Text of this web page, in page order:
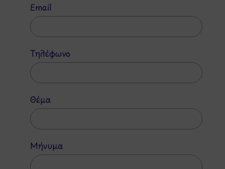
Email
Τηλέφωνο
Θέμα
Μήνυμα